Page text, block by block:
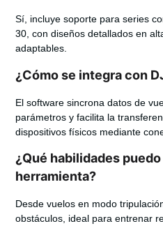
Sí, incluye soporte para series
30, con diseños detallados en
adaptables.
¿Cómo se integra con
El software sincrona datos de
parámetros y facilita la
dispositivos físicos mediante
¿Qué habilidades
herramienta?
Desde vuelos en modo
obstáculos, ideal para entrenar